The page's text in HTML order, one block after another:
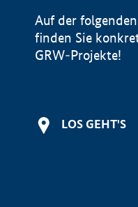
Auf der
finden Sie
GRW-Projekte!
LOS GEHT'S